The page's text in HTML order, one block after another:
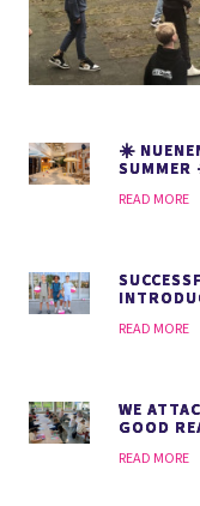
☀️
READ MORE
READ MORE
WE
GOOD
READ MORE